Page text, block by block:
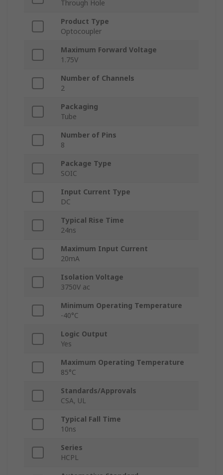
Through Hole
Product Type
Optocoupler
Maximum Forward Voltage
1.75V
Number of Channels
2
Packaging
Tube
Number of Pins
8
Package Type
SOIC
Input Current Type
DC
Typical Rise Time
24ns
Maximum Input Current
20mA
Isolation Voltage
3750V ac
Minimum Operating Temperature
-40°C
Logic Output
Yes
Maximum Operating Temperature
85°C
Standards/Approvals
CSA, UL
Typical Fall Time
10ns
Series
HCPL